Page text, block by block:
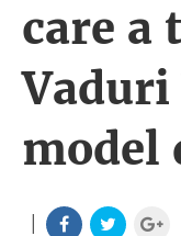
care a
model
|